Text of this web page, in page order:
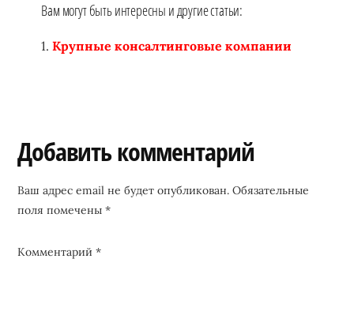
Вам могут быть интересны и другие статьи:
Крупные консалтинговые компании
Reader
Interactions
Добавить комментарий
Ваш адрес email не будет опубликован. Обязательные
поля помечены*
Комментарий*